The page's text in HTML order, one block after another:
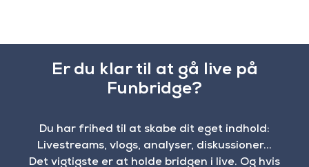
Er du klar til at gå live på
Funbridge?
Du har frihed til at skabe dit eget indhold:
Livestreams, vlogs, analyser, diskussioner...
Det vigtigste er at holde bridgen i live. Og hvis